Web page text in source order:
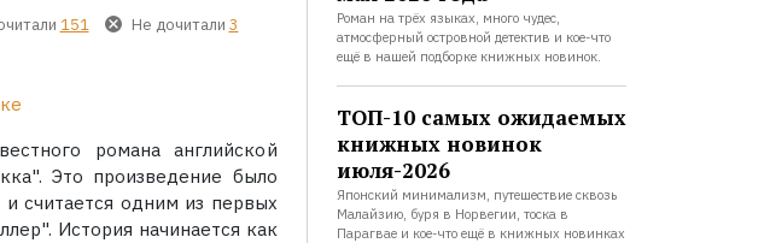
151 Не дочитали 3
романа английской
Это произведение было
считается одним из первых
История начинается как
Роман на трёх языках, много чудес,
атмосферный островной детектив и кое-что
ещё в нашей подборке книжных новинок.
ТОП-10 самых ожидаемых
книжных новинок
июля-2026
Японский минимализм, путешествие сквозь
Малайзию, буря в Норвегии, тоска в
Парагвае и кое-что ещё в книжных новинках